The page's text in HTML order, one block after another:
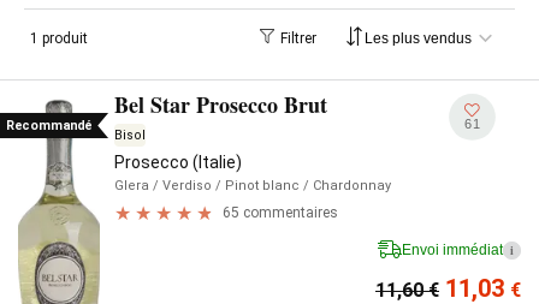
1 produit Filtrer
Recommandé
Bel Star Prosecco Brut
Bisol
Prosecco (Italie)
Glera / Verdiso / Pinot blanc / Chardonnay
65 commentaires
61
Envoi immédiat i
11,60€ 11,03 €